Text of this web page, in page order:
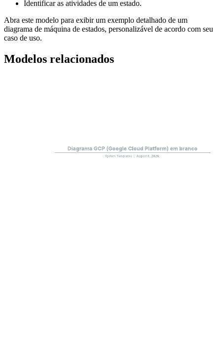
Identificar as atividades de um estado.
Abra este modelo para exibir um exemplo detalhado de um
diagrama de máquina de estados, personalizável de acordo com seu
caso de uso.
Modelos relacionados